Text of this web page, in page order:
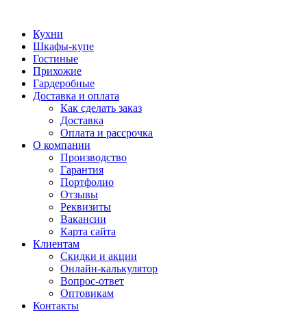
Кухни
Шкафы-купе
Гостиные
Прихожие
Гардеробные
Доставка и оплата
Как сделать заказ
Доставка
Оплата и рассрочка
О компании
Производство
Гарантия
Портфолио
Отзывы
Реквизиты
Вакансии
Карта сайта
Клиентам
Скидки и акции
Онлайн-калькулятор
Вопрос-ответ
Оптовикам
Контакты